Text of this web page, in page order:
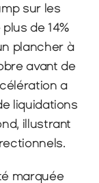
sur les
de 14%
plancher à
avant de
a
liquidations
illustrant
marquée